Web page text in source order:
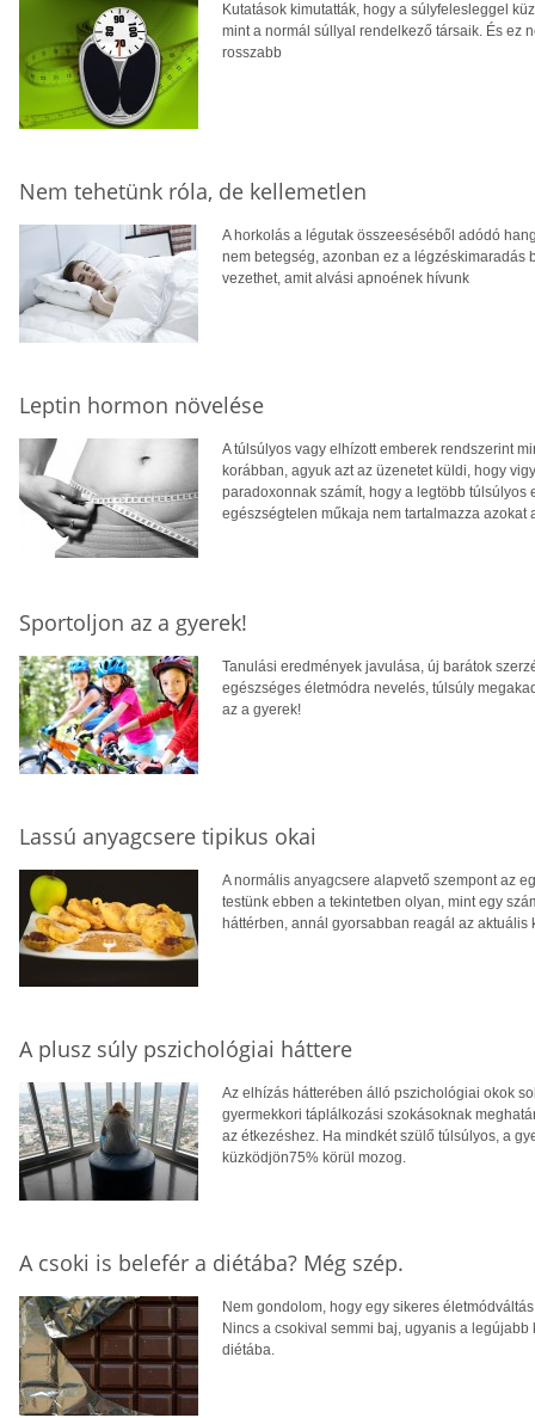
Kutatások kimutatták, hogy a súlyfelesleggel
mint a normál súllyal rendelkező társaik. És ez
rosszabb
Nem tehetünk róla, de kellemetlen
A horkolás a légutak összeeséséből adódó
nem betegség, azonban ez a
vezethet, amit alvási apnoének hívunk
Leptin hormon növelése
A túlsúlyos vagy elhízott emberek rendszerint
korábban, agyuk azt az üzenetet küldi, hogy
paradoxonnak számít, hogy a legtöbb
egészségtelen műkaja nem tartalmazza
Sportoljon az a gyerek!
Tanulási eredmények javulása, új barátok
egészséges életmódra nevelés, túlsúly
az a gyerek!
Lassú anyagcsere tipikus okai
A normális anyagcsere alapvető szempont az
testünk ebben a tekintetben olyan, mint egy
háttérben, annál gyorsabban reagál az aktuális
A plusz súly pszichológiai háttere
Az elhízás hátterében álló pszichológiai okok
gyermekkori táplálkozási szokásoknak
az étkezéshez. Ha mindkét szülő túlsúlyos, a
küzködjön75% körül mozog.
A csoki is belefér a diétába? Még szép.
Nem gondolom, hogy egy sikeres
Nincs a csokival semmi baj, ugyanis a
diétába.